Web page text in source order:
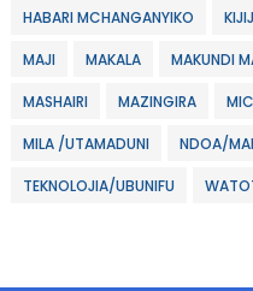
HABARI MCHANGANYIKO
MAJI MAKALA MAKUNDI
MASHAIRI MAZINGIRA
MILA /UTAMADUNI NDOA/
TEKNOLOJIA/UBUNIFU